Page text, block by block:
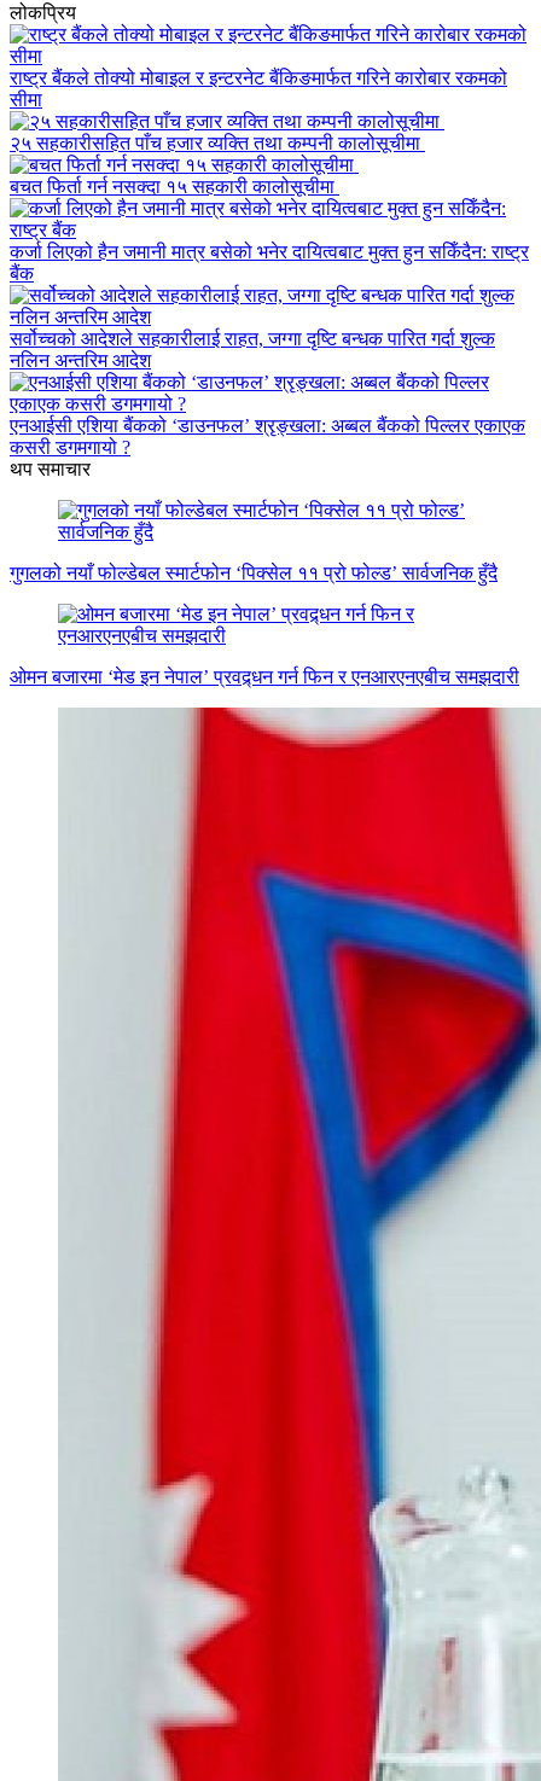
लोकप्रिय
राष्ट्र बैंकले तोक्यो मोबाइल र इन्टरनेट बैंकिङमार्फत गरिने कारोबार रकमको
सीमा
२५ सहकारीसहित पाँच हजार व्यक्ति तथा कम्पनी कालोसूचीमा
बचत फिर्ता गर्न नसक्दा १५ सहकारी कालोसूचीमा
कर्जा लिएको हैन जमानी मात्र बसेको भनेर दायित्वबाट मुक्त हुन सकिँदैन: राष्ट्र
बैंक
सर्वोच्चको आदेशले सहकारीलाई राहत, जग्गा दृष्टि बन्धक पारित गर्दा शुल्क
नलिन अन्तरिम आदेश
एनआईसी एशिया बैंकको ‘डाउनफल’ श्रृङ्खला: अब्बल बैंकको पिल्लर एकाएक
कसरी डगमगायो ?
थप समाचार
गुगलको नयाँ फोल्डेबल स्मार्टफोन ‘पिक्सेल ११ प्रो फोल्ड’ सार्वजनिक हुँदै
ओमन बजारमा ‘मेड इन नेपाल’ प्रवद्र्धन गर्न फिन र एनआरएनएबीच समझदारी